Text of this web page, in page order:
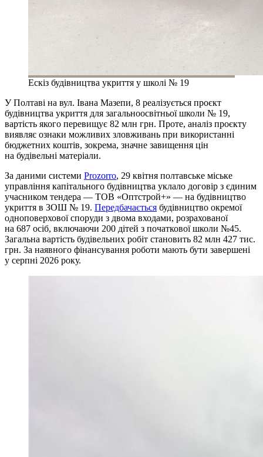
Ескіз будівництва укриття у школі № 19
У Полтаві на вул. Івана Мазепи, 8 реалізується проєкт
будівництва укриття для загальноосвітньої школи № 19,
вартість якого перевищує 82 млн грн. Проте, аналіз проєкту
виявляє ознаки можливих зловживань при використанні
бюджетних коштів, зокрема, значне завищення цін
на будівельні матеріали.
За даними системи Prozorro, 29 квітня полтавське міське
управління капітального будівництва уклало договір з єдиним
учасником тендера — ТОВ «Оптстрой+» — на будівництво
укриття в ЗОШ № 19. Передбачається будівництво окремої
одноповерхової споруди з двома входами, розрахованої
на 687 осіб, включаючи 200 дітей з початкової школи №45.
Загальна вартість будівельних робіт становить 82 млн 427 тис.
грн. За наявного фінансування роботи мають бути завершені
у серпні 2026 року.